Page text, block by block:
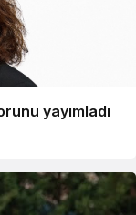
yayımladı